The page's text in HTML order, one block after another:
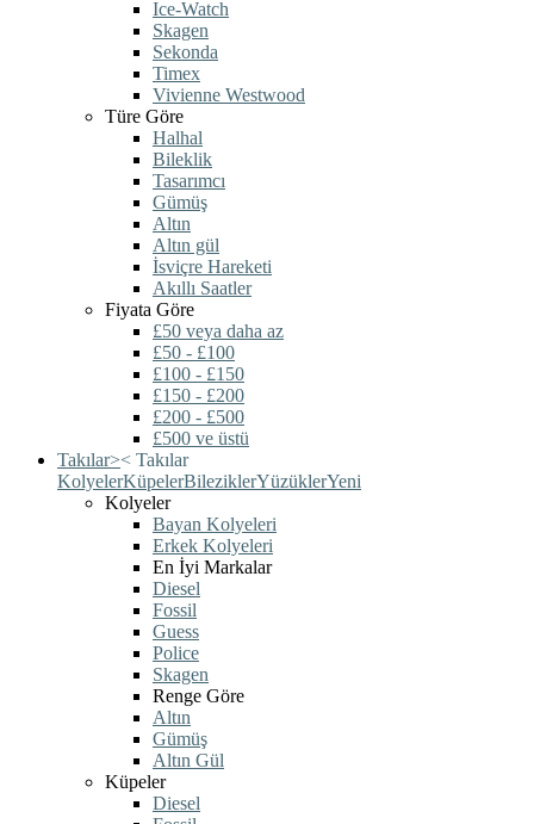
Ice-Watch
Skagen
Sekonda
Timex
Vivienne Westwood
Türe Göre
Halhal
Bileklik
Tasarımcı
Gümüş
Altın
Altın gül
İsviçre Hareketi
Akıllı Saatler
Fiyata Göre
£50 veya daha az
£50 - £100
£100 - £150
£150 - £200
£200 - £500
£500 ve üstü
Takılar>< Takılar
KolyelerKüpelerBileziklerYüzüklerYeni
Kolyeler
Bayan Kolyeleri
Erkek Kolyeleri
En İyi Markalar
Diesel
Fossil
Guess
Police
Skagen
Renge Göre
Altın
Gümüş
Altın Gül
Küpeler
Diesel